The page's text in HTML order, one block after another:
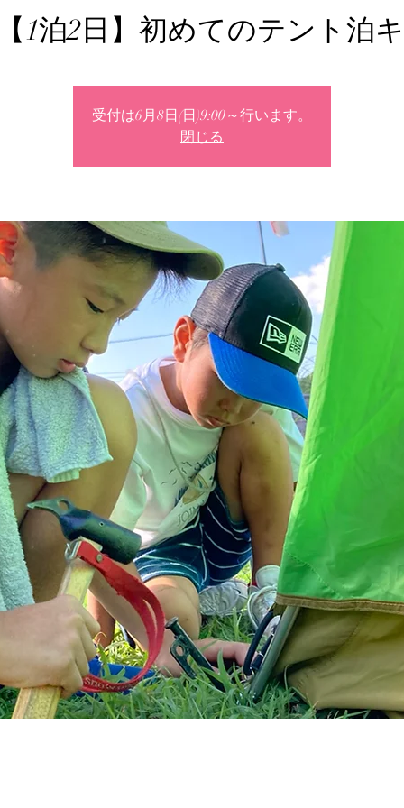
1泊2日】初めてのテント泊
受付は6月8日(日)9:00～行います。
閉じる